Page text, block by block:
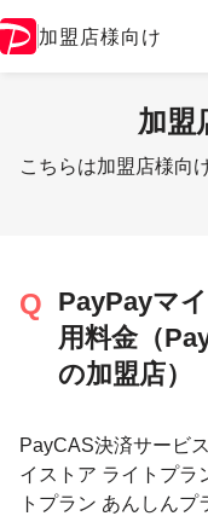
加盟店様向け
加盟
こちらは加盟店様向
PayPayマ
用料金（
の加盟店）
PayCAS決済サービ
イストア ライトプラ
トプラン あんしん